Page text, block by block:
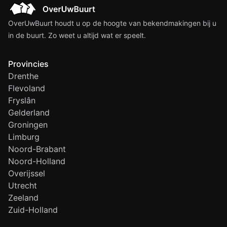
OverUwBuurt houdt u op de hoogte van bekendmakingen bij u
in de buurt. Zo weet u altijd wat er speelt.
Provincies
Drenthe
Flevoland
Fryslân
Gelderland
Groningen
Limburg
Noord-Brabant
Noord-Holland
Overijssel
Utrecht
Zeeland
Zuid-Holland